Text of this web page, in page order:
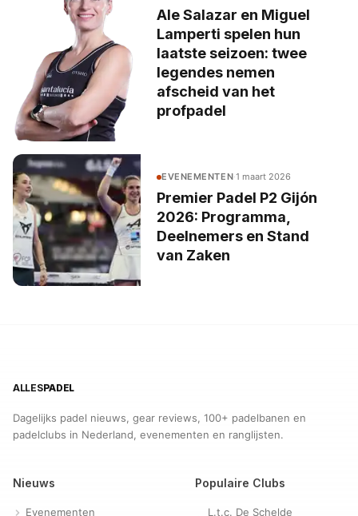
Ale Salazar en Miguel
Lamperti spelen hun
laatste seizoen: twee
legendes nemen
afscheid van het
profpadel
EVENEMENTEN·1 maart 2026
Premier Padel P2 Gijón
2026: Programma,
Deelnemers en Stand
van Zaken
ALLESPADEL
Dagelijks padel nieuws, gear reviews, 100+ padelbanen en
padelclubs in Nederland, evenementen en ranglijsten.
Nieuws
Evenementen
Populaire Clubs
L.t.c. De Schelde